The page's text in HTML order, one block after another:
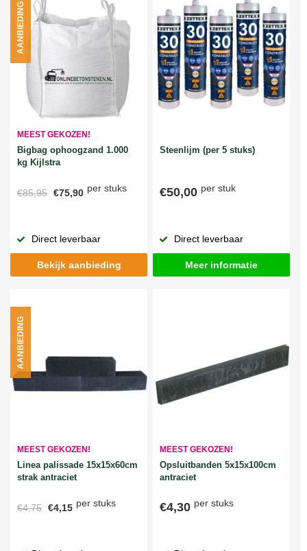
MEEST GEKOZEN!
Bigbag ophoogzand 1.000
kg Kijlstra
€85,95 €75,90 per stuks
AANBIEDING
Direct leverbaar
Bekijk aanbieding
Steenlijm (per 5 stuks)
€50,00 per stuk
Direct leverbaar
Meer informatie
MEEST GEKOZEN!
Linea palissade 15x15x60cm
strak antraciet
€4,75 €4,15 per stuks
AANBIEDING
MEEST GEKOZEN!
Opsluitbanden 5x15x100cm
antraciet
€4,30 per stuks